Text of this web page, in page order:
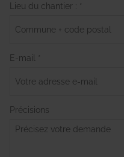
Lieu du chantier : *
E-mail *
Précisions